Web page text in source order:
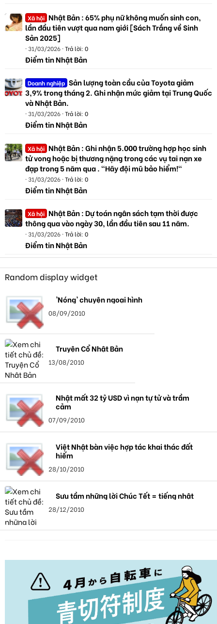
Xã hội Nhật Bản : 65% phụ nữ không muốn sinh con,
lần đầu tiên vượt qua nam giới [Sách Trắng về Sinh
Sản 2025]
31/03/2026 Trả lời: 0
Điểm tin Nhật Bản
Doanh nghiệp Sản lượng toàn cầu của Toyota giảm
3,9% trong tháng 2. Ghi nhận mức giảm tại Trung Quốc
và Nhật Bản.
31/03/2026 Trả lời: 0
Điểm tin Nhật Bản
Xã hội Nhật Bản : Ghi nhận 5.000 trường hợp học sinh
tử vong hoặc bị thương nặng trong các vụ tai nạn xe
đạp trong 5 năm qua . "Hãy đội mũ bảo hiểm!"
31/03/2026 Trả lời: 0
Điểm tin Nhật Bản
Xã hội Nhật Bản : Dự toán ngân sách tạm thời được
thông qua vào ngày 30, lần đầu tiên sau 11 năm.
31/03/2026 Trả lời: 0
Điểm tin Nhật Bản
Random display widget
'Nóng' chuyện ngoại hình
08/09/2010
Truyện Cổ Nhật Bản
13/08/2010
Nhật mất 32 tỷ USD vì nạn tự tử và trầm
cảm
07/09/2010
Việt Nhật bàn việc hợp tác khai thác đất
hiếm
28/10/2010
Sưu tầm những lời Chúc Tết = tiếng nhật
28/12/2010